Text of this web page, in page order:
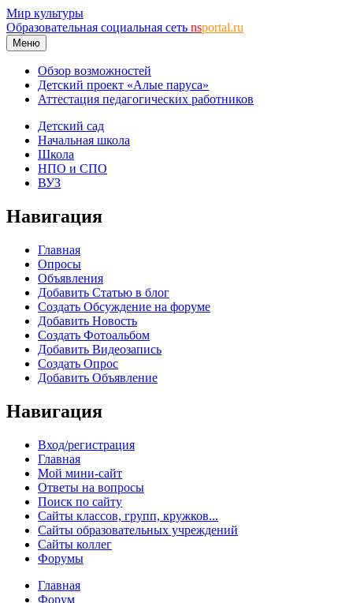
Мир культуры
Образовательная социальная сеть nsportal.ru
Меню
Обзор возможностей
Детский проект «Алые паруса»
Аттестация педагогических работников
Детский сад
Начальная школа
Школа
НПО и СПО
ВУЗ
Навигация
Главная
Опросы
Объявления
Добавить Статью в блог
Создать Обсуждение на форуме
Добавить Новость
Создать Фотоальбом
Добавить Видеозапись
Создать Опрос
Добавить Объявление
Навигация
Вход/регистрация
Главная
Мой мини-сайт
Ответы на вопросы
Поиск по сайту
Сайты классов, групп, кружков...
Сайты образовательных учреждений
Сайты коллег
Форумы
Главная
Форум